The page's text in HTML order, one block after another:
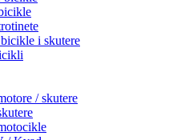
i skutere
/ skutere